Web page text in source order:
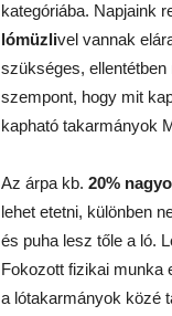
kategóriába. Napjaink
lómüzlivel vannak
szükséges,
szempont, hogy mit
kapható takarmányok
Az árpa kb. 20%
lehet etetni, különben
és puha lesz tőle a ló.
Fokozott fizikai munka
a lótakarmányok közé